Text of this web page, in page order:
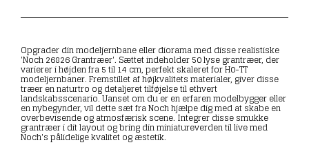
Opgrader din modeljernbane eller diorama med disse realistiske
'Noch 26826 Grantræer'. Sættet indeholder 50 lyse grantræer, der
varierer i højden fra 5 til 14 cm, perfekt skaleret for H0-TT
modeljernbaner. Fremstillet af højkvalitets materialer, giver disse
træer en naturtro og detaljeret tilføjelse til ethvert
landskabsscenario. Uanset om du er en erfaren modelbygger eller
en nybegynder, vil dette sæt fra Noch hjælpe dig med at skabe en
overbevisende og atmosfærisk scene. Integrer disse smukke
grantræer i dit layout og bring din miniatureverden til live med
Noch's pålidelige kvalitet og æstetik.